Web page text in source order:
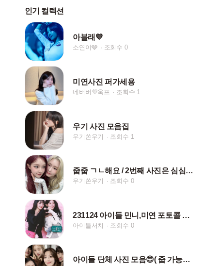
인기 컬렉션
아블래💙
소연이🩶 조회수 0
미연사진 퍼가세용
네버버💜욱프 조회수 1
우기 사진 모음집
우기쏜우기 조회수 1
줍줍 ㄱㄴ해요 / 2번째 사진은 심심해서 만들어봤어용
우기쏜우기 조회수 0
231124 아이들 민니,미연 포토콜 사진!!!
아이들서치 조회수 0
아이들 단체 사진 모음😍( 줍 가능합니다!)